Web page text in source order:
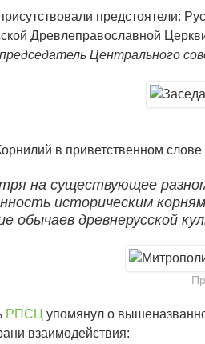
предстоятели:
Древлеправославной
председатель Центрального
в приветственном
на существующее
историческим
обычаев древнерусской
РПСЦ упомянул о
взаимодействия: